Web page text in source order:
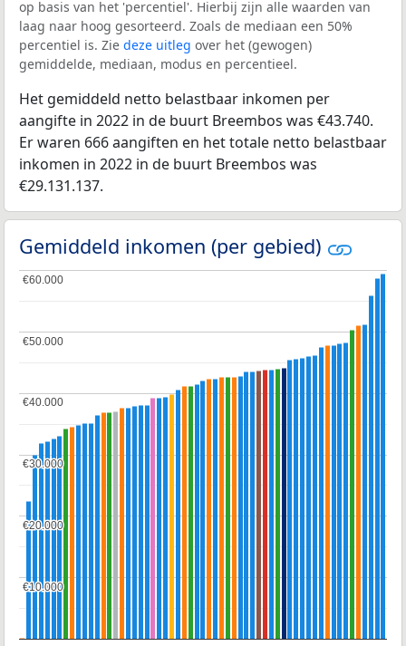
op basis van het 'percentiel'. Hierbij zijn alle waarden van
laag naar hoog gesorteerd. Zoals de mediaan een 50%
percentiel is. Zie deze uitleg over het (gewogen)
gemiddelde, mediaan, modus en percentieel.
Het gemiddeld netto belastbaar inkomen per
aangifte in 2022 in de buurt Breembos was €43.740.
Er waren 666 aangiften en het totale netto belastbaar
inkomen in 2022 in de buurt Breembos was
€29.131.137.
Gemiddeld inkomen (per gebied)
€10.000
€10.000
€20.000
€20.000
€30.000
€30.000
€40.000
€40.000
€50.000
€50.000
€60.000
€60.000